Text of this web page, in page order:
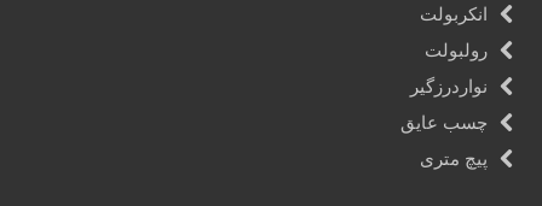
انکربولت
رولبولت
نواردرزگیر
چسب عایق
پیچ متری